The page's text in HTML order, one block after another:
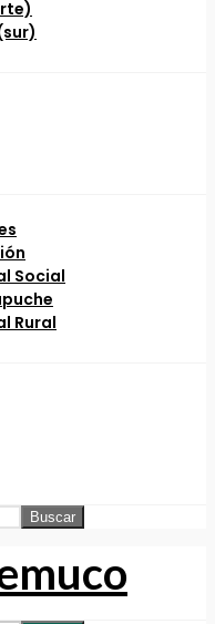
Social
Rural
Buscar